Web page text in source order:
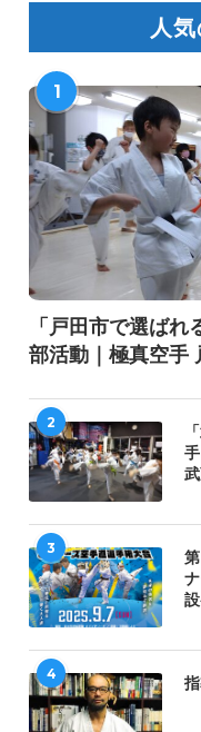
勇士會館 東京都選抜
2026にて 20260712
人
1
「戸田市で選ば
部活動｜極真空手
2
3
4